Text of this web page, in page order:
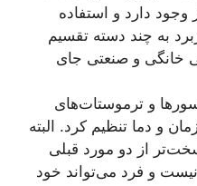
وجود دارد و استفاده
به چند دسته تقسیم
خانگی و صنعتی جای
و ترموستات‌های
و دما تنظیم کرد. البته
از دو مورد قبلی
و فرد می‌تواند خود